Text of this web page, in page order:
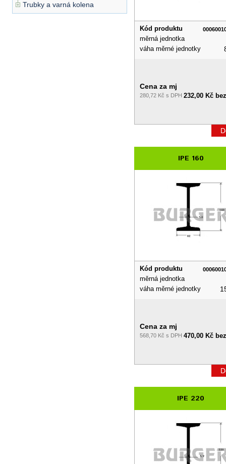
Trubky a varná kolena
Kód produktu
měrná jednotka
váha měrné jednotky
Cena za mj
280,72 Kč s DPH 232,00 Kč
IPE 160
Kód produktu
měrná jednotka
váha měrné jednotky
Cena za mj
568,70 Kč s DPH 470,00 Kč
IPE 220